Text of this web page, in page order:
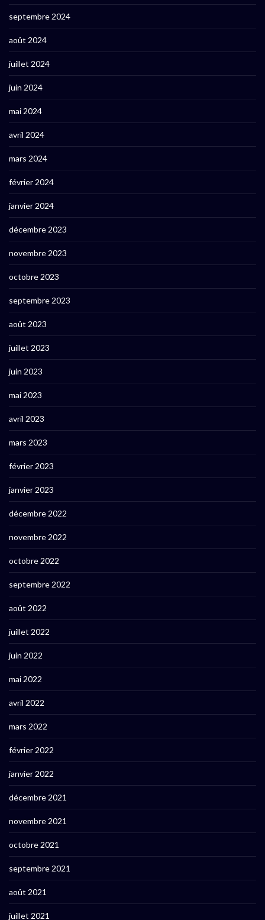
septembre 2024
août 2024
juillet 2024
juin 2024
mai 2024
avril 2024
mars 2024
février 2024
janvier 2024
décembre 2023
novembre 2023
octobre 2023
septembre 2023
août 2023
juillet 2023
juin 2023
mai 2023
avril 2023
mars 2023
février 2023
janvier 2023
décembre 2022
novembre 2022
octobre 2022
septembre 2022
août 2022
juillet 2022
juin 2022
mai 2022
avril 2022
mars 2022
février 2022
janvier 2022
décembre 2021
novembre 2021
octobre 2021
septembre 2021
août 2021
juillet 2021